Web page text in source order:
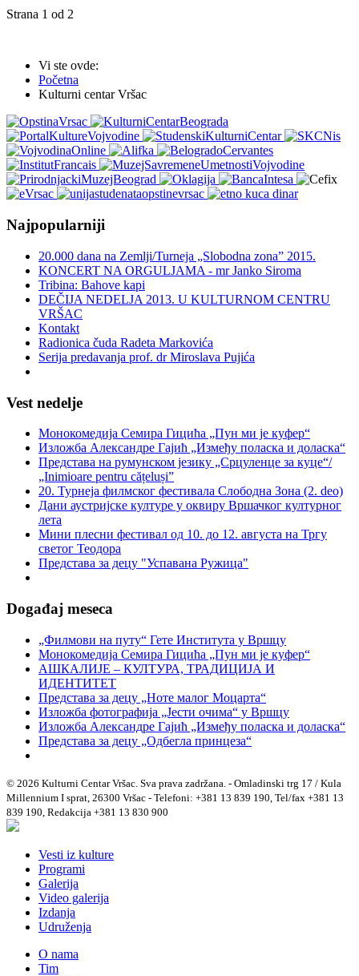
Strana 1 od 2
Vi ste ovde:
Početna
Kulturni centar Vršac
Najpopularniji
20.000 dana na Zemlji/Turneja „Slobodna zona” 2015.
KONCERT NA ORGULJAMA - mr Janko Siroma
Tribina: Bahove kapi
DEČIJA NEDELJA 2013. U KULTURNOM CENTRU
VRŠAC
Kontakt
Radionica čuda Radeta Markovića
Serija predavanja prof. dr Miroslava Pujića
Vest nedelje
Монокомедија Семира Гицића „Пун ми је куфер“
Изложба Александре Гајић „Између поласка и доласка“
Представа на румунском језику „Срцуленце за куце“/
„Inimioare pentru cățeluși”
20. Турнеја филмског фестивала Слободна Зона (2. deo)
Дани аустријске културе у оквиру Вршачког културног
лета
Мини плесни фестивал од 10. до 12. августа на Тргу
светог Теодора
Представа за децу "Успавана Ружица"
Događaj meseca
„Филмови на путу“ Гетe Института у Вршцу
Монокомедија Семира Гицића „Пун ми је куфер“
АШКАЛИЈЕ – КУЛТУРА, ТРАДИЦИЈА И
ИДЕНТИТЕТ
Представа за децу „Ноте малог Моцарта“
Изложба фотографија „Јести очима“ у Вршцу
Изложба Александре Гајић „Између поласка и доласка“
Представа за децу „Одбегла принцеза“
© 2026 Kulturni Centar Vršac. Sva prava zadržana. - Omladinski trg 17 / Kula
Millennium I sprat, 26300 Vršac - Telefoni: +381 13 839 190, Tel/fax +381 13
839 190, Redakcija +381 13 830 900
Vesti iz kulture
Programi
Galerija
Video galerija
Izdanja
Udruženja
O nama
Tim